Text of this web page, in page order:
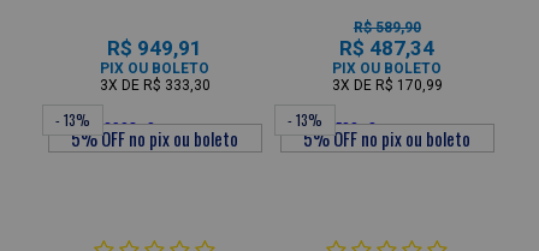
R$ 949,91
PIX OU BOLETO
3X DE R$ 333,30
R$ 589,90
R$ 487,34
PIX OU BOLETO
3X DE R$ 170,99
- 13% - 13%